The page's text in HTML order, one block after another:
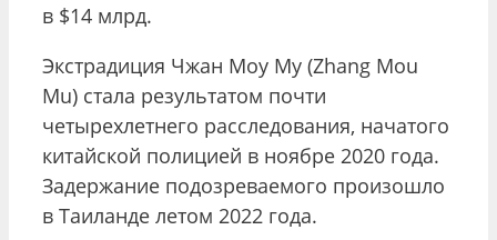
в $14 млрд.
Экстрадиция Чжан Моу Му (Zhang Mou
Mu) стала результатом почти
четырехлетнего расследования, начатого
китайской полицией в ноябре 2020 года.
Задержание подозреваемого произошло
в Таиланде летом 2022 года.